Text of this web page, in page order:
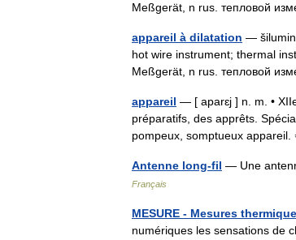
Meßgerät, n rus. тепловой
appareil à dilatation —
hot wire instrument; thermal
Meßgerät, n rus. тепловой
appareil — [ aparɛj ] n. m. •
préparatifs, des apprêts.
pompeux, somptueux
Antenne long-fil — Une
Français
MESURE - Mesures
numériques les sensations de